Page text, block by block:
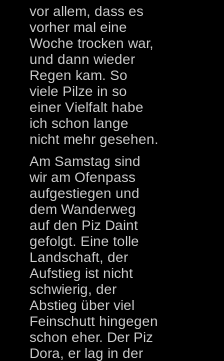
vor allem, dass es
vorher mal eine
Woche trocken war,
und dann wieder
Regen kam. So
viele Pilze in so
einer Vielfalt habe
ich schon lange
nicht mehr gesehen.
Am Samstag sind
wir am Ofenpass
aufgestiegen und
dem Wanderweg
auf den Piz Daint
gefolgt. Eine tolle
Landschaft, der
Aufstieg ist nicht
schwierig, der
Abstieg über viel
Feinschutt hingegen
schon eher. Der Piz
Dora, er lag in der